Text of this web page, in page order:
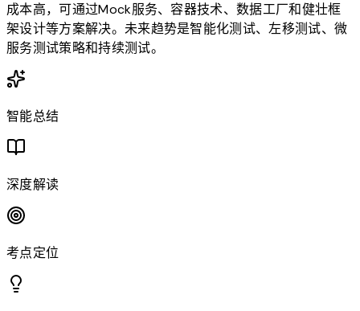
成本高，可通过Mock服务、容器技术、数据工厂和健壮框
架设计等方案解决。未来趋势是智能化测试、左移测试、微
服务测试策略和持续测试。
智能总结
深度解读
考点定位